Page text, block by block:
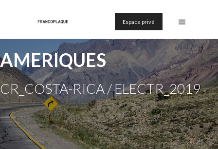
Espace privé
AMERIQUES
CR_COSTA-RICA / ELECTR_2019